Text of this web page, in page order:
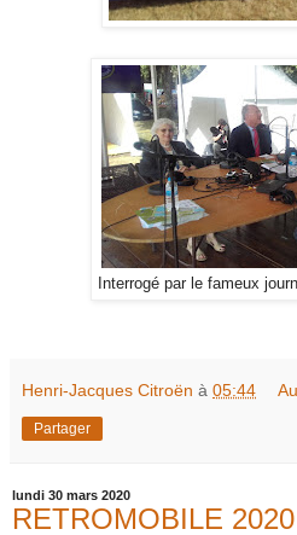
Interrogé par le fameux
Henri-Jacques Citroën à 05:44
Partager
lundi 30 mars 2020
RETROMOBILE